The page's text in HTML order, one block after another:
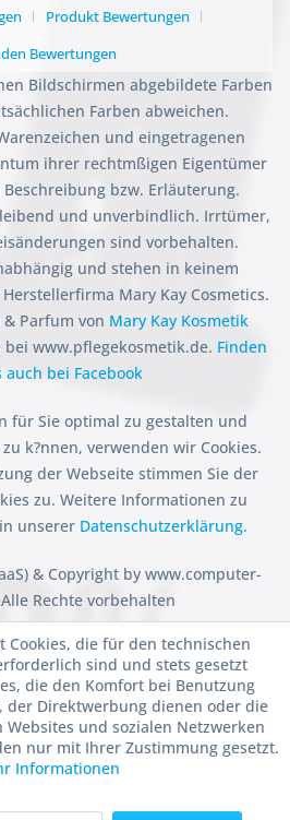
Produkt Bewertungen
Bewertungen
Bildschirmen abgebildete Farben
Farben abweichen.
und eingetragenen
ihrer rechtmßigen Eigentümer
bzw. Erläuterung.
und unverbindlich. Irrtümer,
sind vorbehalten.
und stehen in keinem
Mary Kay Cosmetics.
Parfum von Mary Kay Kosmetik
www.pflegekosmetik.de. Finden
auch bei Facebook
für Sie optimal zu gestalten und
k?nnen, verwenden wir Cookies.
der Webseite stimmen Sie der
zu. Weitere Informationen zu
unserer Datenschutzerklärung.
& Copyright by www.computer-
Rechte vorbehalten
Cookies, die für den technischen
sind und stets gesetzt
die den Komfort bei Benutzung
der Direktwerbung dienen oder die
und sozialen Netzwerken
nur mit Ihrer Zustimmung gesetzt.
Informationen